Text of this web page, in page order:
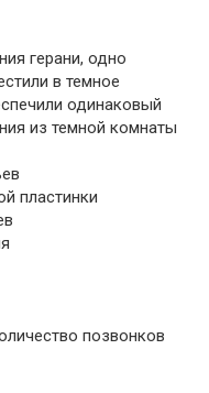
герани, одно
в темное
одинаковый
из темной комнаты
пластинки
позвонков